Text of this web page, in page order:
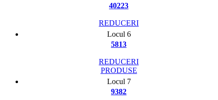
40223
REDUCERI
Locul 6
5813
REDUCERI
PRODUSE
Locul 7
9382